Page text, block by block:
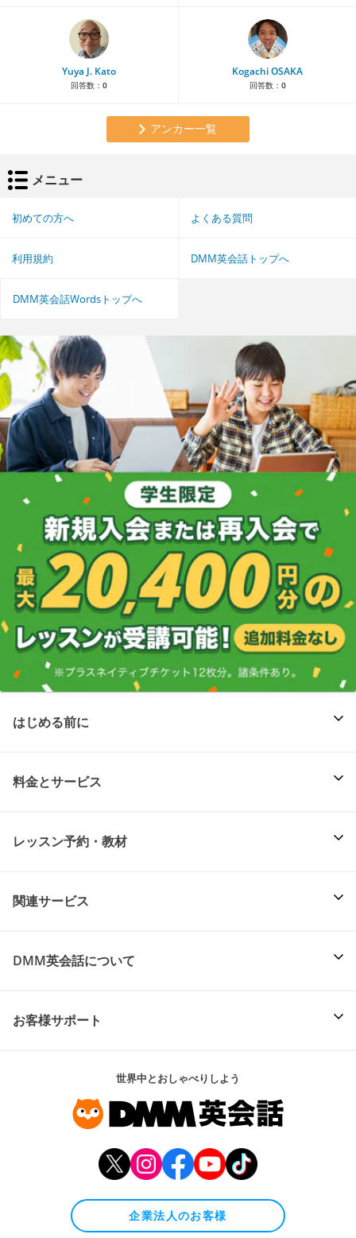
Yuya J. Kato
回答数： 0
Kogachi OSAKA
回答数： 0
アンカー一覧
メニュー
初めての方へ よくある質問
利用規約 DMM英会話トップへ
DMM英会話Wordsトップへ
はじめる前に
料金とサービス
レッスン予約・教材
関連サービス
DMM英会話について
お客様サポート
世界中とおしゃべりしよう
企業法人のお客様